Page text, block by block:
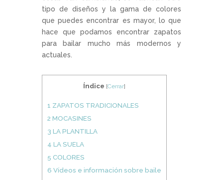
tipo de diseños y la gama de colores
que puedes encontrar es mayor, lo que
hace que podamos encontrar zapatos
para bailar mucho más modernos y
actuales.
Índice [Cerrar]
1 ZAPATOS TRADICIONALES
2 MOCASINES
3 LA PLANTILLA
4 LA SUELA
5 COLORES
6 Vídeos e información sobre baile